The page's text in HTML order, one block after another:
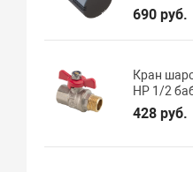
690 руб.
Кран
НР 1/2
428 руб.